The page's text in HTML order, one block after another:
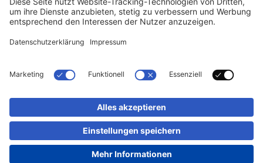
Partnerseiten